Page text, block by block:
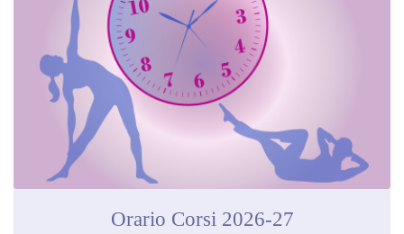
Orario Corsi 2026-27